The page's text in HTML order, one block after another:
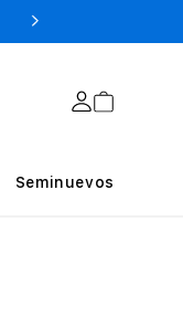
Seminuevos